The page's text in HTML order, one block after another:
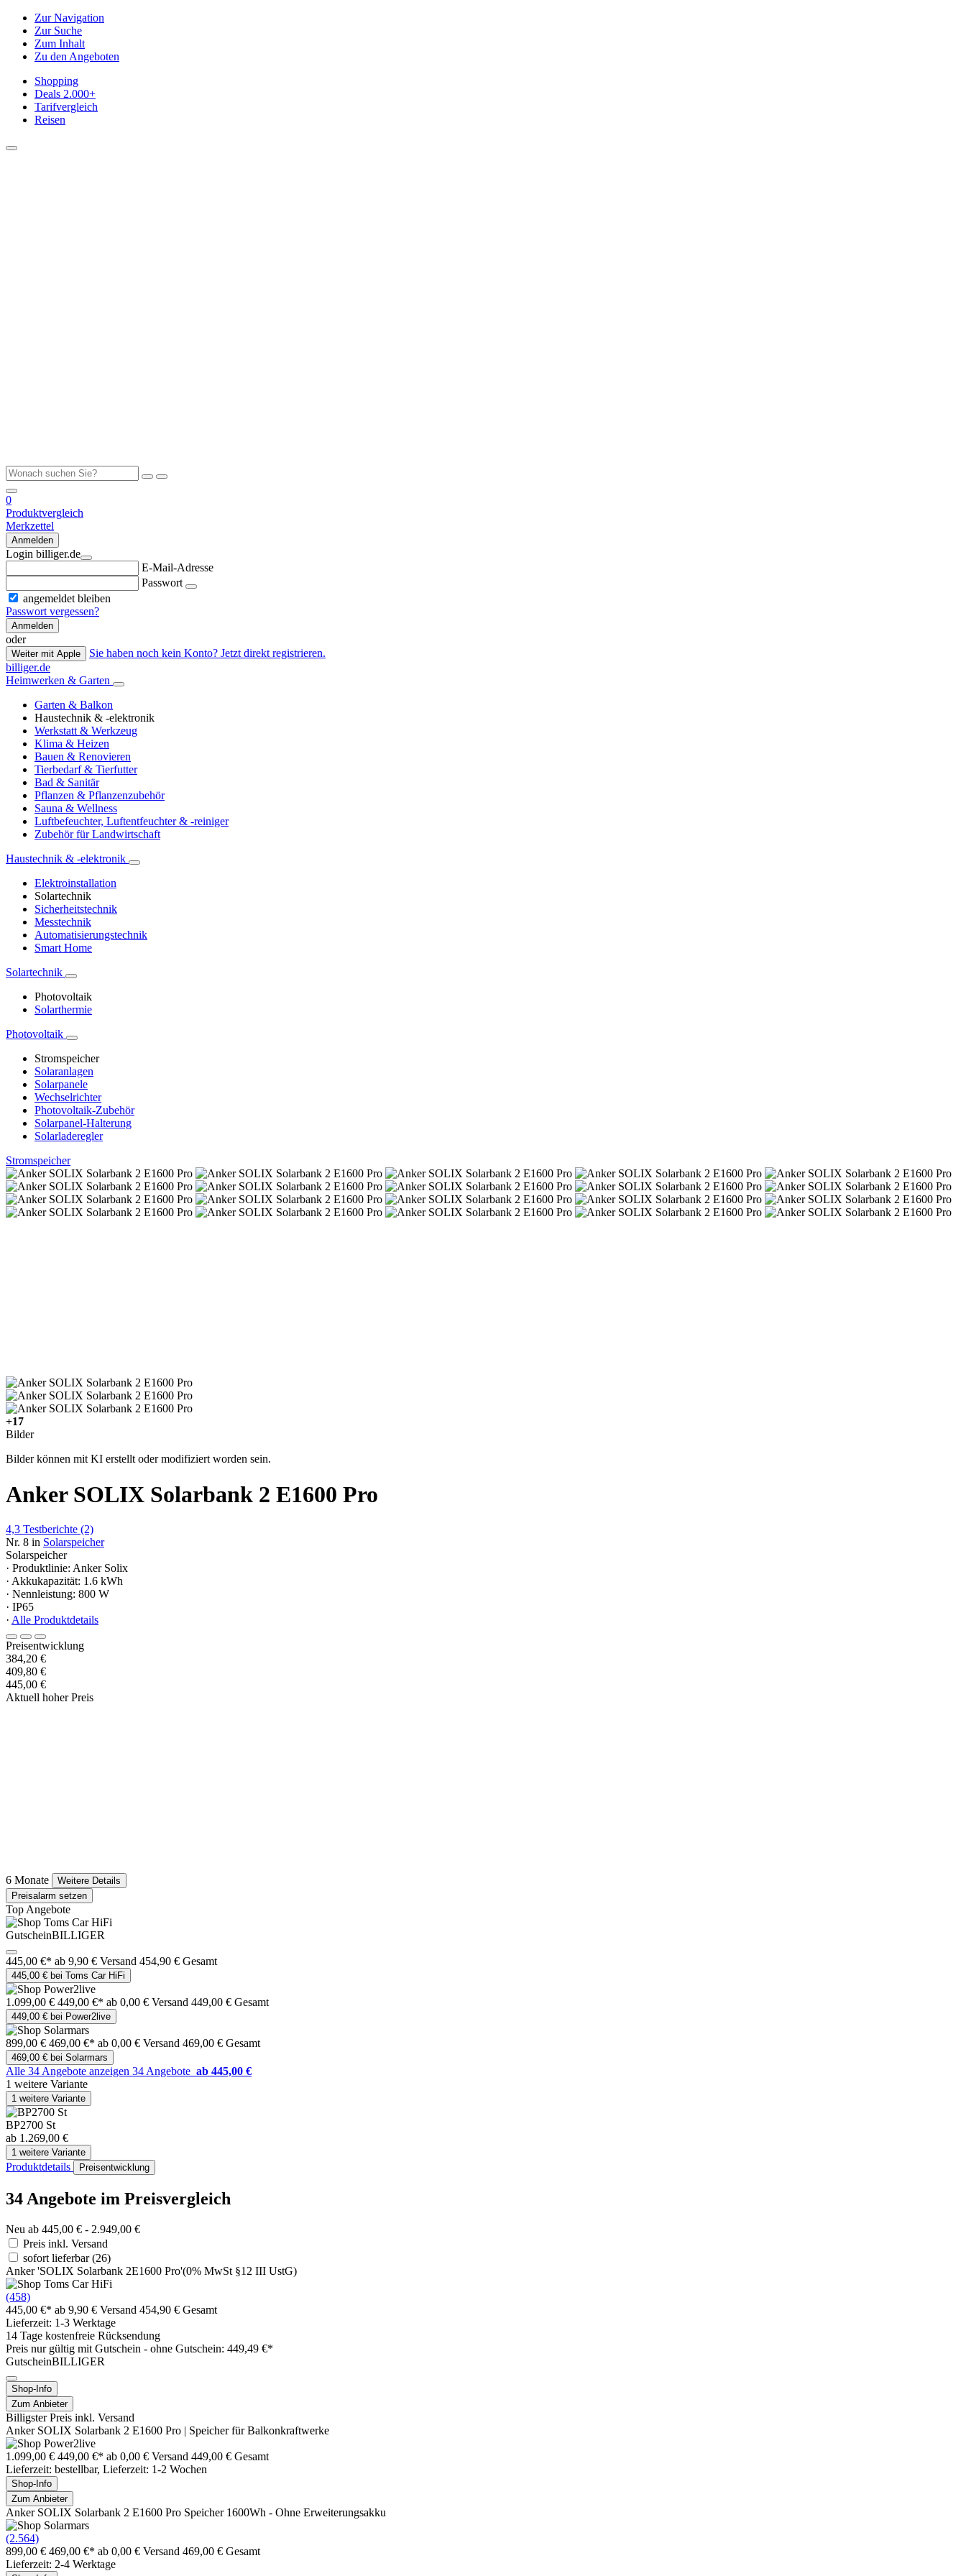
Zur Navigation
Zur Suche
Zum Inhalt
Zu den Angeboten
Shopping
Deals 2.000+
Tarifvergleich
Reisen
0
Produktvergleich
Merkzettel
Anmelden
Login billiger.de
E-Mail-Adresse
Passwort
angemeldet bleiben
Passwort vergessen?
Anmelden
oder
Weiter mit Apple
Sie haben noch kein Konto? Jetzt direkt registrieren.
billiger.de
Heimwerken & Garten
Garten & Balkon
Haustechnik & -elektronik
Werkstatt & Werkzeug
Klima & Heizen
Bauen & Renovieren
Tierbedarf & Tierfutter
Bad & Sanitär
Pflanzen & Pflanzenzubehör
Sauna & Wellness
Luftbefeuchter, Luftentfeuchter & -reiniger
Zubehör für Landwirtschaft
Haustechnik & -elektronik
Elektroinstallation
Solartechnik
Sicherheitstechnik
Messtechnik
Automatisierungstechnik
Smart Home
Solartechnik
Photovoltaik
Solarthermie
Photovoltaik
Stromspeicher
Solaranlagen
Solarpanele
Wechselrichter
Photovoltaik-Zubehör
Solarpanel-Halterung
Solarladeregler
Stromspeicher
+17
Bilder
Bilder können mit KI erstellt oder modifiziert worden sein.
Anker SOLIX Solarbank 2 E1600 Pro
4,3 Testberichte (2)
Nr. 8 in Solarspeicher
Solarspeicher
· Produktlinie: Anker Solix
· Akkukapazität: 1.6 kWh
· Nennleistung: 800 W
· IP65
· Alle Produktdetails
Preisentwicklung
384,20 €
409,80 €
445,00 €
Aktuell hoher Preis
6 Monate
Weitere Details
Preisalarm setzen
Top Angebote
GutscheinBILLIGER
445,00 €* ab 9,90 € Versand 454,90 € Gesamt
445,00 € bei Toms Car HiFi
1.099,00 € 449,00 €* ab 0,00 € Versand 449,00 € Gesamt
449,00 € bei Power2live
899,00 € 469,00 €* ab 0,00 € Versand 469,00 € Gesamt
469,00 € bei Solarmars
Alle 34 Angebote anzeigen 34 Angebote ab 445,00 €
1 weitere Variante
1 weitere Variante
BP2700 St
ab 1.269,00 €
1 weitere Variante
Produktdetails Preisentwicklung
34 Angebote im Preisvergleich
Neu ab 445,00 € - 2.949,00 €
Preis inkl. Versand
sofort lieferbar(26)
Anker 'SOLIX Solarbank 2E1600 Pro'(0% MwSt §12 III UstG)
(458)
445,00 €* ab 9,90 € Versand 454,90 € Gesamt
Lieferzeit: 1-3 Werktage
14 Tage kostenfreie Rücksendung
Preis nur gültig mit Gutschein - ohne Gutschein: 449,49 €*
GutscheinBILLIGER
Shop-Info
Zum Anbieter
Billigster Preis inkl. Versand
Anker SOLIX Solarbank 2 E1600 Pro | Speicher für Balkonkraftwerke
1.099,00 € 449,00 €* ab 0,00 € Versand 449,00 € Gesamt
Lieferzeit: bestellbar, Lieferzeit: 1-2 Wochen
Shop-Info
Zum Anbieter
Anker SOLIX Solarbank 2 E1600 Pro Speicher 1600Wh - Ohne Erweiterungsakku
(2.564)
899,00 € 469,00 €* ab 0,00 € Versand 469,00 € Gesamt
Lieferzeit: 2-4 Werktage